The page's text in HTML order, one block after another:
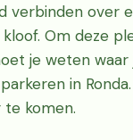
verbinden over
Om deze
je weten
in
komen.